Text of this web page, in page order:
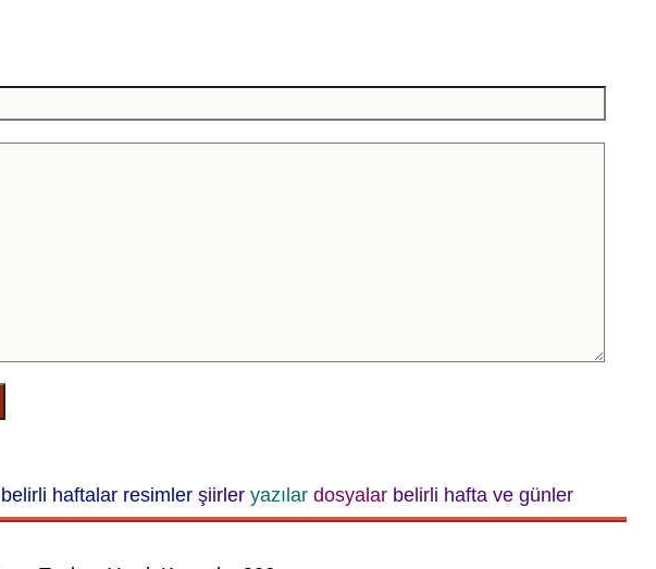
belirli haftalar resimler şiirler yazılar dosyalar belirli hafta ve günler